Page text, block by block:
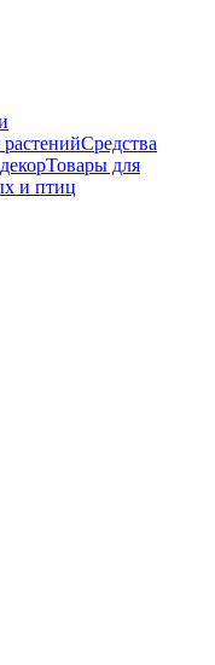
Средства
Товары для
и птиц